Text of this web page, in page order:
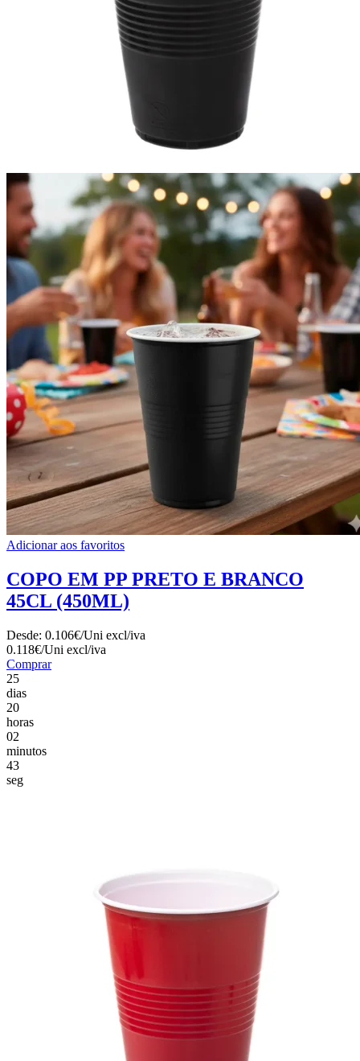
Adicionar aos favoritos
COPO EM PP PRETO E BRANCO
45CL (450ML)
Desde: 0.106€/Uni excl/iva
0.118€/Uni excl/iva
Comprar
25
dias
20
horas
02
minutos
41
seg